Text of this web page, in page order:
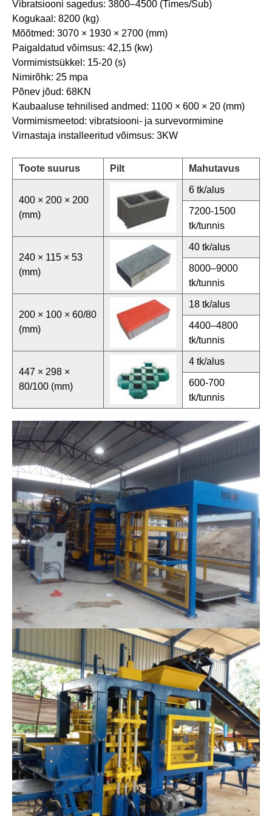
Vibratsiooni sagedus: 3800–4500 (Times/Sub)
Kogukaal: 8200 (kg)
Mõõtmed: 3070 × 1930 × 2700 (mm)
Paigaldatud võimsus: 42,15 (kw)
Vormimistsükkel: 15-20 (s)
Nimirõhk: 25 mpa
Põnev jõud: 68KN
Kaubaaluse tehnilised andmed: 1100 × 600 × 20 (mm)
Vormimismeetod: vibratsiooni- ja survevormimine
Virnastaja installeeritud võimsus: 3KW
Toote suurus Pilt Mahutavus
400 × 200 × 200
(mm)
6 tk/alus
7200-1500
tk/tunnis
240 × 115 × 53
(mm)
40 tk/alus
8000–9000
tk/tunnis
200 × 100 × 60/80
(mm)
18 tk/alus
4400–4800
tk/tunnis
447 × 298 ×
80/100 (mm)
4 tk/alus
600-700
tk/tunnis